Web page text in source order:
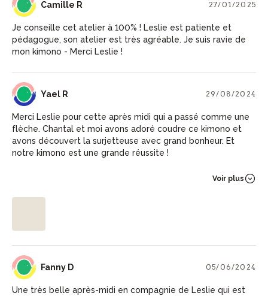
CR Camille R 27/01/2025
Je conseille cet atelier à 100% ! Leslie est patiente et
pédagogue, son atelier est très agréable. Je suis ravie de
mon kimono - Merci Leslie !
YR Yael R 29/08/2024
Merci Leslie pour cette après midi qui a passé comme une
flèche. Chantal et moi avons adoré coudre ce kimono et
avons découvert la surjetteuse avec grand bonheur. Et
notre kimono est une grande réussite !
Voir plus
FD Fanny D 05/06/2024
Une très belle après-midi en compagnie de Leslie qui est